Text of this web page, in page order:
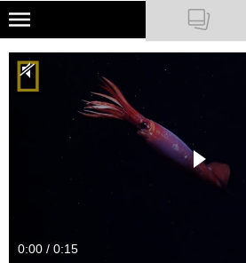
Skip
main
content
NATIONAL GEOGRAPHIC
TRAVELER
PODCASTY
Cuda Polski
0:00 / 0:15